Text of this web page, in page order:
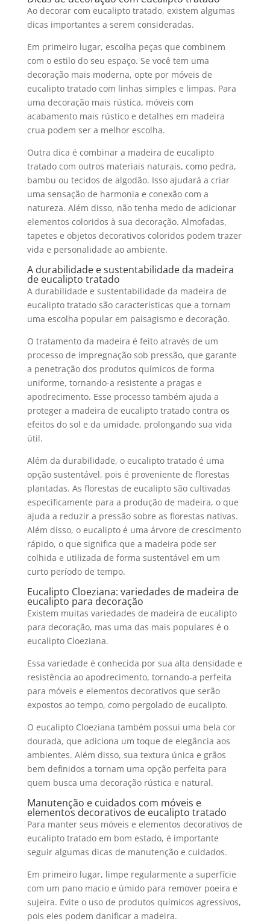
Ao decorar com eucalipto tratado, existem algumas
dicas importantes a serem consideradas.
Em primeiro lugar, escolha peças que combinem
com o estilo do seu espaço. Se você tem uma
decoração mais moderna, opte por móveis de
eucalipto tratadocom linhas simples e limpas. Para
uma decoração mais rústica, móveis com
acabamento mais rústico e detalhes em madeira
crua podem ser a melhor escolha.
Outra dica é combinar a madeira de eucalipto
tratadocom outros materiais naturais, como pedra,
bambu ou tecidos de algodão. Isso ajudará a criar
uma sensação de harmonia e conexão com a
natureza. Além disso, não tenha medo de adicionar
elementos coloridos à sua decoração. Almofadas,
tapetes e objetos decorativos coloridos podem trazer
vida e personalidade ao ambiente.
A durabilidade e sustentabilidade da madeira
de eucalipto tratado
A durabilidade e sustentabilidade da madeira de
eucalipto tratadosão características que a tornam
uma escolha popular em paisagismo e decoração.
O tratamento da madeira é feito através de um
processo de impregnação sob pressão, que garante
a penetração dos produtos químicos de forma
uniforme, tornando-a resistente a pragas e
apodrecimento. Esse processo também ajuda a
proteger a madeira de eucalipto tratadocontra os
efeitos do sol e da umidade, prolongando sua vida
útil.
Além da durabilidade, o eucalipto tratadoé uma
opção sustentável, pois é proveniente de florestas
plantadas. As florestas de eucalipto são cultivadas
especificamente para a produção de madeira, o que
ajuda a reduzir a pressão sobre as florestas nativas.
Além disso, o eucalipto é uma árvore de crescimento
rápido, o que significa que a madeira pode ser
colhida e utilizada de forma sustentável em um
curto período de tempo.
Eucalipto Cloeziana: variedades de madeira de
eucalipto para decoração
Existem muitas variedades de madeira de eucalipto
para decoração, mas uma das mais populares é o
eucalipto Cloeziana.
Essa variedade é conhecida por sua alta densidade e
resistência ao apodrecimento, tornando-a perfeita
para móveis e elementos decorativos que serão
expostos ao tempo, como pergolado de eucalipto.
O eucalipto Cloeziana também possui uma bela cor
dourada, que adiciona um toque de elegância aos
ambientes. Além disso, sua textura única e grãos
bem definidos a tornam uma opção perfeita para
quem busca uma decoração rústica e natural.
Manutenção e cuidados com móveis e
elementos decorativos de eucalipto tratado
Para manter seus móveis e elementos decorativos de
eucalipto tratadoem bom estado, é importante
seguir algumas dicas de manutenção e cuidados.
Em primeiro lugar, limpe regularmente a superfície
com um pano macio e úmido para remover poeira e
sujeira. Evite o uso de produtos químicos agressivos,
pois eles podem danificar a madeira.